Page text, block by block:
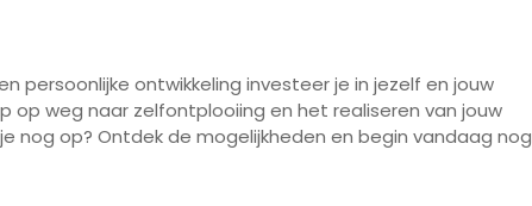
persoonlijke ontwikkeling investeer je in jezelf en jouw
op weg naar zelfontplooiing en het realiseren van jouw
nog op? Ontdek de mogelijkheden en begin vandaag nog